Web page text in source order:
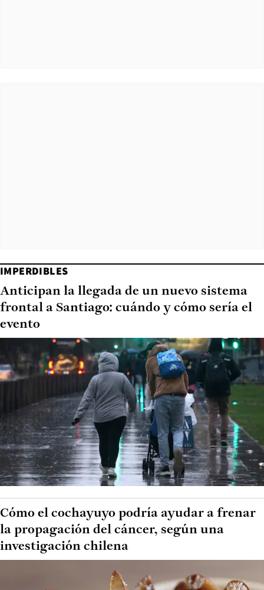
IMPERDIBLES
Anticipan la llegada de un nuevo sistema
frontal a Santiago: cuándo y cómo sería el
evento
Cómo el cochayuyo podría ayudar a frenar
la propagación del cáncer, según una
investigación chilena